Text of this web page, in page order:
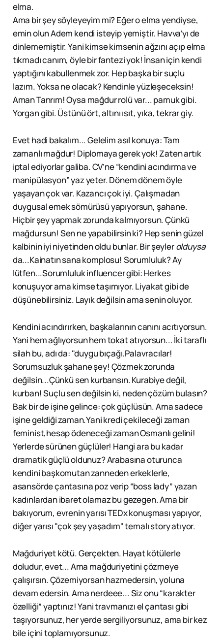
elma.
Ama bir şey söyleyeyim mi? Eğer o elma yendiyse,
emin olun Adem kendi isteyip yemiştir. Havva’yı de
dinlememiştir. Yani kimse kimsenin ağzını açıp elma
tıkmadı canım, öyle bir fantezi yok! İnsan için kendi
yaptığını kabullenmek zor. Hep başka bir suçlu
lazım. Yoksa ne olacak? Kendinle yüzleşeceksin!
Aman Tanrım! Oysa mağdur rolü var... pamuk gibi.
Yorgan gibi. Üstünü ört, altını ısıt, yıka, tekrar giy.
Evet hadi bakalım... Gelelim asıl konuya: Tam
zamanlı mağdur! Diplomaya gerek yok! Zaten artık
iptal ediyorlar galiba. CV’ne “kendini acındırma ve
manipülasyon” yaz yeter. Dönem dönem öyle
yaşayan çok var. Kazancı çok iyi. Çalışmadan
duygusal emek sömürüsü yapıyorsun, şahane.
Hiçbir şey yapmak zorunda kalmıyorsun. Çünkü
mağdursun! Sen ne yapabilirsin ki? Hep senin güzel
kalbinin iyi niyetinden oldu bunlar. Bir şeylerolduysa
da...Kainatın sana komplosu! Sorumluluk? Ay
lütfen...Sorumluluk influencer gibi: Herkes
konuşuyor ama kimse taşımıyor. Liyakat gibi de
düşünebilirsiniz. Layık değilsin ama senin oluyor.
Kendini acındırırken, başkalarının canını acıtıyorsun.
Yani hem ağlıyorsun hem tokat atıyorsun... İki taraflı
silah bu, adı da: "duygu bıçağı.Palavracılar!
Sorumsuzluk şahane şey! Çözmek zorunda
değilsin...Çünkü sen kurbansın. Kurabiye değil,
kurban! Suçlu sen değilsin ki, neden çözüm bulasın?
Bak bir de işine gelince: çok güçlüsün. Ama sadece
işine geldiği zaman.Yani kredi çekileceği zaman
feminist,hesap ödeneceği zaman Osmanlı gelini!
Yerlerde sürünen güçlüler! Hangi ara bu kadar
dramatik güçlü oldunuz? Arabasına oturunca
kendini başkomutan zanneden erkeklerle,
asansörde çantasına poz verip “boss lady” yazan
kadınlardan ibaret olamaz bu gezegen. Ama bir
bakıyorum, evrenin yarısı TEDx konuşması yapıyor,
diğer yarısı "çok şey yaşadım" temalı story atıyor.
Mağduriyet kötü. Gerçekten. Hayat kötülerle
doludur, evet... Ama mağduriyetini çözmeye
çalışırsın. Çözemiyorsan hazmedersin, yoluna
devam edersin. Ama nerdeee... Siz onu “karakter
özelliği” yaptınız! Yani travmanızı el çantası gibi
taşıyorsunuz, her yerde sergiliyorsunuz, ama bir kez
bile içini toplamıyorsunuz.